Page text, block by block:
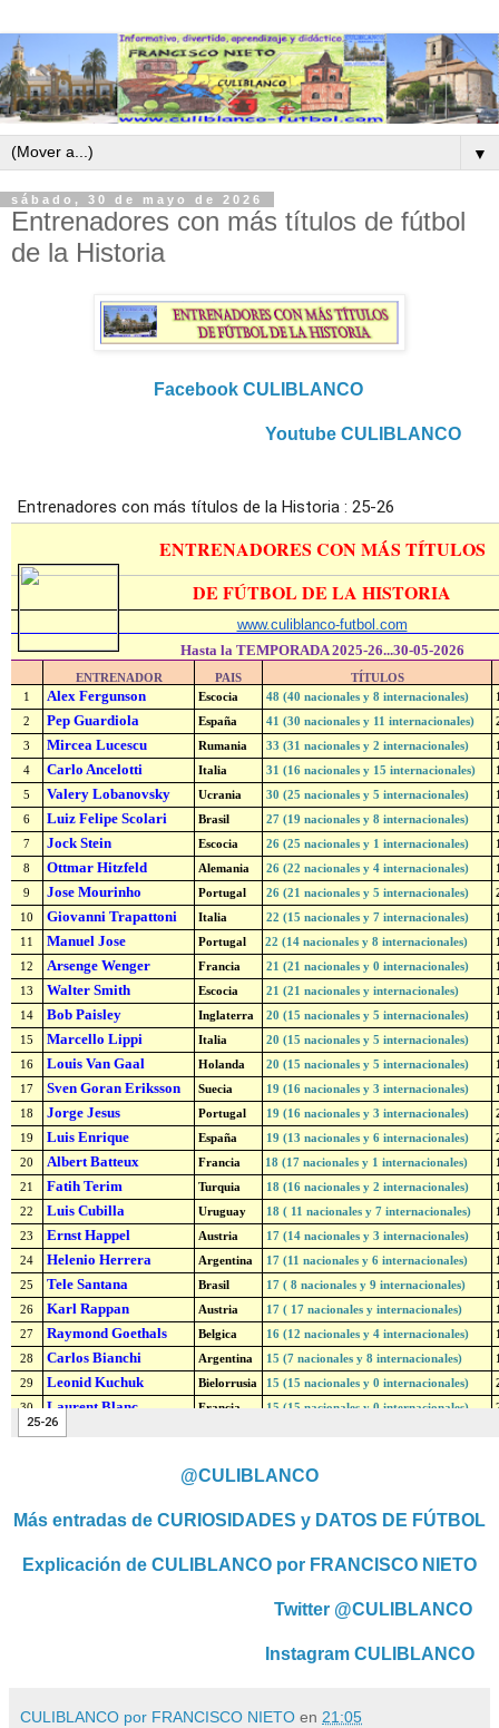
▼
sábado, 30 de mayo de 2026
Entrenadores con más títulos de fútbol
de la Historia
Facebook CULIBLANCO
Youtube CULIBLANCO
@CULIBLANCO
Más entradas de CURIOSIDADES y DATOS DE FÚTBOL
Explicación de CULIBLANCO por FRANCISCO NIETO
Twitter @CULIBLANCO
Instagram CULIBLANCO
CULIBLANCO por FRANCISCO NIETO en 21:05